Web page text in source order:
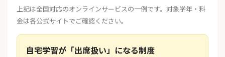
上記は全国対応のオンラインサービスの一例です。対象学年・料
金は各公式サイトでご確認ください。
自宅学習が「出席扱い」になる制度